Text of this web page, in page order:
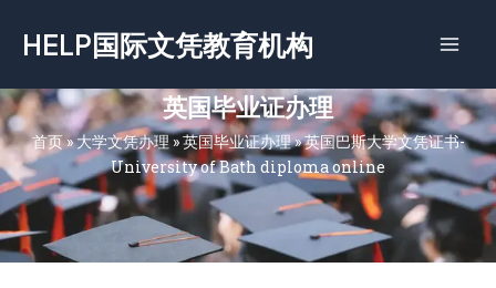
容
HELP国际文凭教育机构
英国毕业证办理
首页»大学文凭办理»英国毕业证办理»英国巴斯大学文凭证书-
University of Bath diploma online